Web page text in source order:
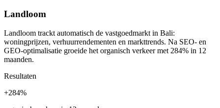
Landloom
Landloom trackt automatisch de vastgoedmarkt in Bali:
woningprijzen, verhuurrendementen en markttrends. Na SEO- en
GEO-optimalisatie groeide het organisch verkeer met 284% in 12
maanden.
Resultaten
+284%